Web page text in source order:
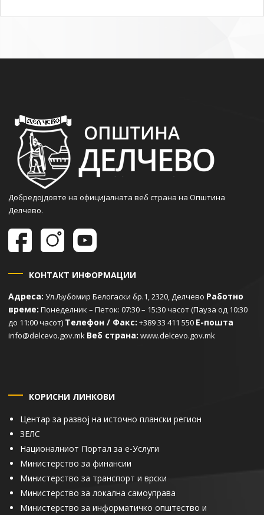
Добредојдовте на официјалната веб страна на Општина
Делчево.
КОНТАКТ ИНФОРМАЦИИ
Адреса: Ул.Љубомир Белогаски бр.1, 2320, Делчево Работно
време: Понеделник – Петок: 07:30 – 15:30 часот (Пауза од 10:30
до 11:00 часот) Телефон / Факс: +389 33 411 550 Е-пошта
info@delcevo.gov.mk Веб страна: www.delcevo.gov.mk
КОРИСНИ ЛИНКОВИ
Центар за развој на источно плански регион
ЗЕЛС
Националниот Портал за е-Услуги
Министерство за финансии
Министерство за транспорт и врски
Министерство за локална самоуправа
Министерство за информатичко општество и